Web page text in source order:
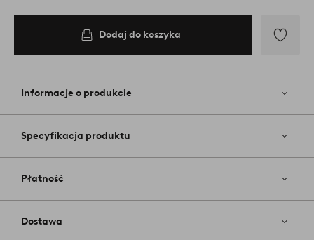
Dodaj do koszyka
do
Informacje o produkcie
Specyfikacja produktu
Płatność
Dostawa